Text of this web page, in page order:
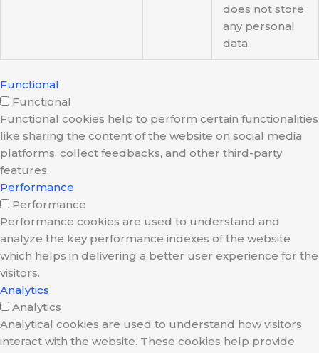
does not store
any personal
data.
Functional
Functional
Functional cookies help to perform certain functionalities
like sharing the content of the website on social media
platforms, collect feedbacks, and other third-party
features.
Performance
Performance
Performance cookies are used to understand and
analyze the key performance indexes of the website
which helps in delivering a better user experience for the
visitors.
Analytics
Analytics
Analytical cookies are used to understand how visitors
interact with the website. These cookies help provide